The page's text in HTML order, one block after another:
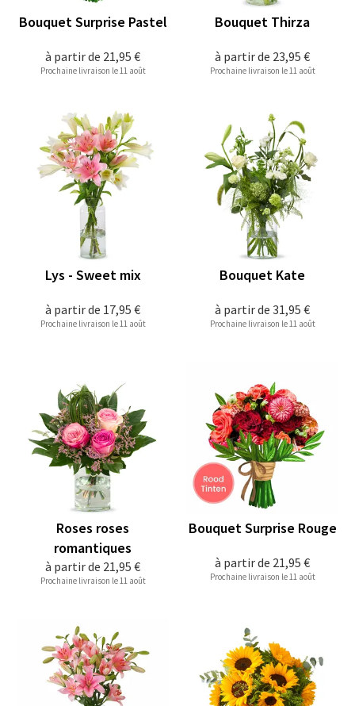
à partir de 21,95 €
Bouquet Surprise Pastel
Prochaine livraison le 11 août
à partir de 23,95 €
Bouquet Thirza
Prochaine livraison le 11 août
à partir de 17,95 €
Lys - Sweet mix
Prochaine livraison le 11 août
à partir de 31,95 €
Bouquet Kate
Prochaine livraison le 11 août
à partir de 21,95 €
Roses roses
romantiques
Prochaine livraison le 11 août
à partir de 21,95 €
Bouquet Surprise Rouge
Prochaine livraison le 11 août